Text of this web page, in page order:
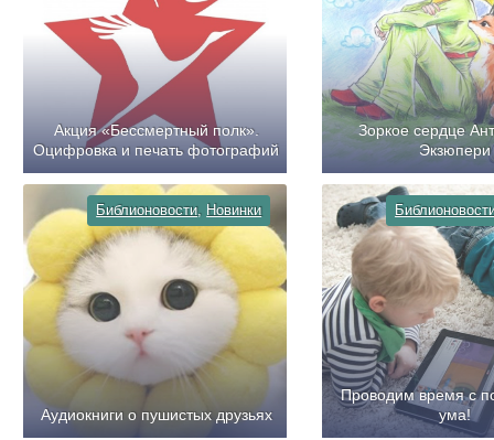
Акция «Бессмертный полк».
Оцифровка и печать фотографий
Зоркое сердце
Экзюпери
Библионовости, Новинки
Аудиокниги о пушистых друзьях
Проводим время с
ума!